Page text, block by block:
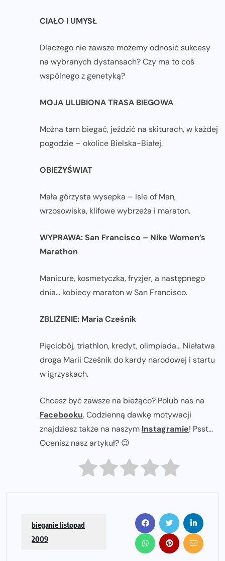
CIAŁO I UMYSŁ
Dlaczego nie zawsze możemy odnosić sukcesy
na wybranych dystansach? Czy ma to coś
wspólnego z genetyką?
MOJA ULUBIONA TRASA BIEGOWA
Można tam biegać, jeździć na skiturach, w każdej
pogodzie – okolice Bielska-Białej.
OBIEŻYŚWIAT
Mała górzysta wysepka – Isle of Man,
wrzosowiska, klifowe wybrzeża i maraton.
WYPRAWA:San Francisco – Nike Women’s
Marathon
Manicure, kosmetyczka, fryzjer, a następnego
dnia… kobiecy maraton w San Francisco.
ZBLIŻENIE: Maria Cześnik
Pięciobój, triathlon, kredyt, olimpiada… Niełatwa
droga Marii Cześnik do kardy narodowej i startu
w igrzyskach.
Chcesz być zawsze na bieżąco? Polub nas na
Facebooku. Codzienną dawkę motywacji
znajdziesz także na naszym Instagramie! Psst...
Ocenisz nasz artykuł? 😉
bieganie listopad
2009